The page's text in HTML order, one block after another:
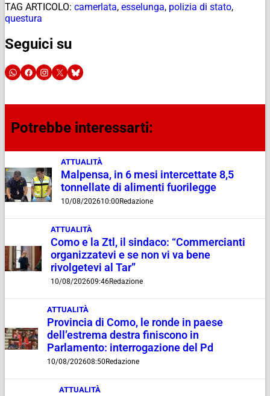
TAG ARTICOLO: camerlata, esselunga, polizia di stato,
questura
Seguici su
Potrebbe interessarti:
ATTUALITÀ
Malpensa, in 6 mesi intercettate 8,5
tonnellate di alimenti fuorilegge
10/08/202610:00 Redazione
ATTUALITÀ
Como e la Ztl, il sindaco: “Commercianti
organizzatevi e se non vi va bene
rivolgetevi al Tar”
10/08/202609:46Redazione
ATTUALITÀ
Provincia di Como, le ronde in paese
dell’estrema destra finiscono in
Parlamento: interrogazione del Pd
10/08/202608:50 Redazione
ATTUALITÀ